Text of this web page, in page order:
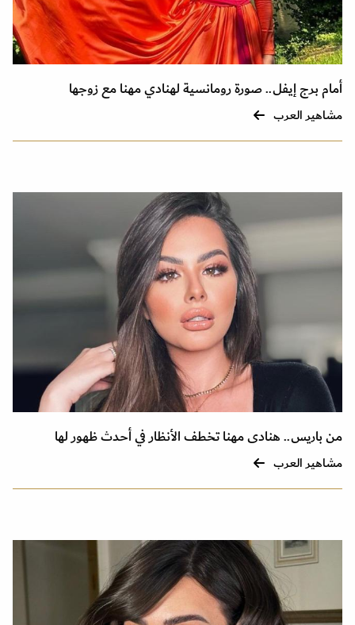
أمام برج إيفل.. صورة رومانسية لهنادي مهنا مع زوجها
مشاهير العرب
من باريس.. هنادى مهنا تخطف الأنظار في أحدث ظهور لها
مشاهير العرب